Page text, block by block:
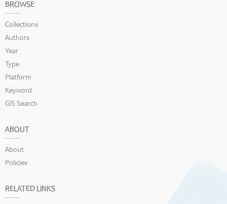
BROWSE
Collections
Authors
Year
Type
Platform
Keyword
GIS Search
ABOUT
About
Policies
RELATED LINKS